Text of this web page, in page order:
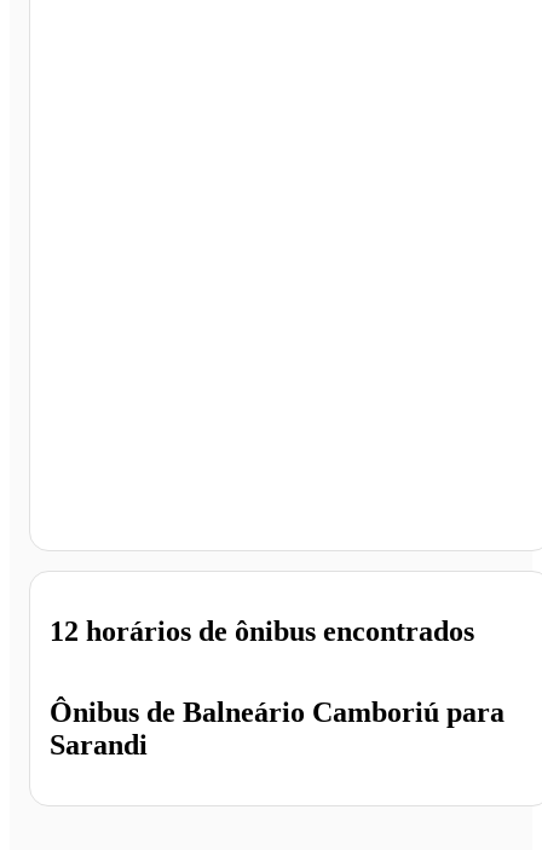
Ônibus de Balneário Camboriú para
Sarandi
12 horários de ônibus encontrados